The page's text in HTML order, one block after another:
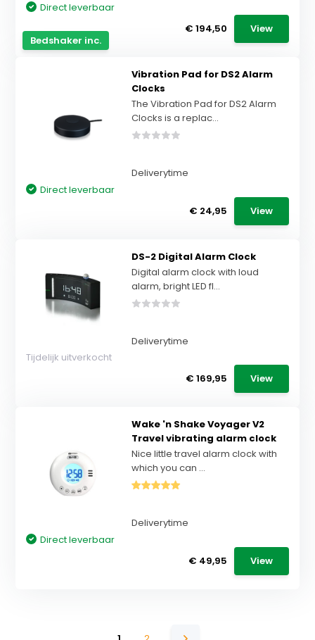
Bedshaker inc.
Direct leverbaar
€ 194,50
View
Vibration Pad for DS2 Alarm
Clocks
The Vibration Pad for DS2 Alarm
Clocks is a replac...
Deliverytime
Direct leverbaar
€ 24,95
View
DS-2 Digital Alarm Clock
Digital alarm clock with loud
alarm, bright LED fl...
Deliverytime
Tijdelijk uitverkocht
€ 169,95
View
Wake 'n Shake Voyager V2
Travel vibrating alarm clock
Nice little travel alarm clock with
which you can ...
Deliverytime
Direct leverbaar
€ 49,95
View